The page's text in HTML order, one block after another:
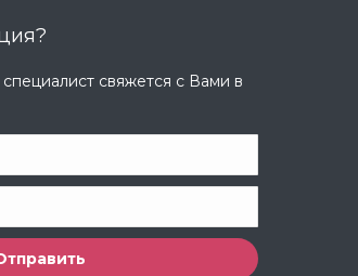
свяжется с Вами в